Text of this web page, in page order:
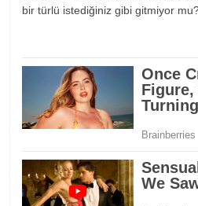
bir türlü istediğiniz gibi gitmiyor